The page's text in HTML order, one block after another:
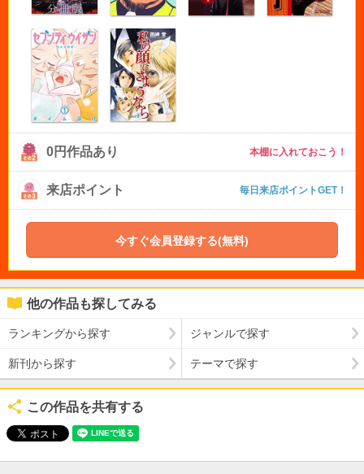
0円作品あり 本棚に入れておこう！
来店ポイント 毎日来店ポイントGET！
今すぐ会員登録する(無料)
他の作品も探してみる
ランキングから探す ジャンルで探す
新刊から探す テーマで探す
この作品を共有する